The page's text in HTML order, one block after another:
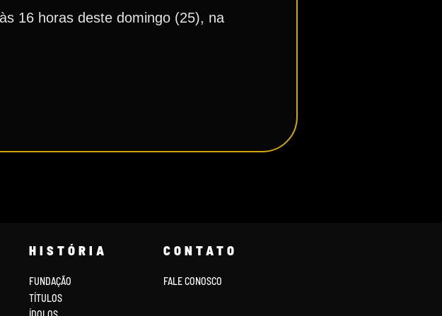
16 horas deste domingo (25), na
HISTÓRIA
FUNDAÇÃO
TÍTULOS
CONTATO
FALE CONOSCO